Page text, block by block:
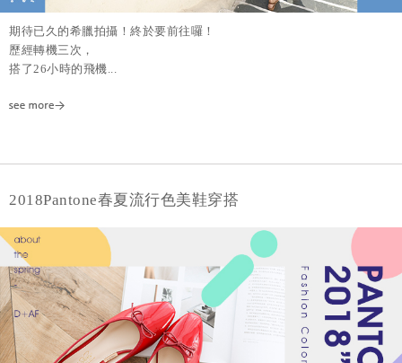
期待已久的希臘拍攝！終於要前往囉！
歷經轉機三次，
搭了26小時的飛機...
2018Pantone春夏流行色美鞋穿搭